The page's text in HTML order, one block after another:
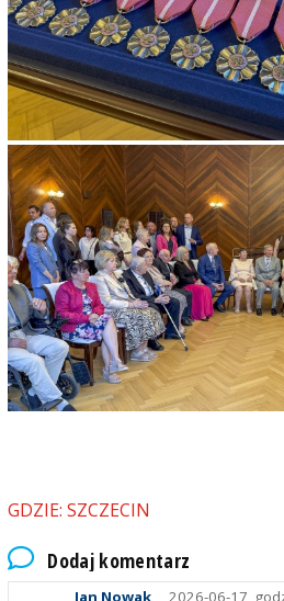
GDZIE: SZCZECIN
Dodaj komentarz